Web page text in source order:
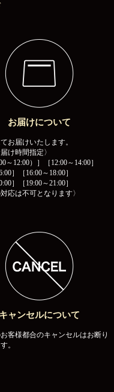
お届けについて
お届けいたします。
け時間指定〉
～12:00）］［12:00～14:00］
］［16:00～18:00］
］［19:00～21:00］
対応は不可となります〉
キャンセルについて
客様都合のキャンセルはお断り
。